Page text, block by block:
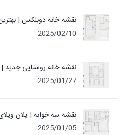
نقشه خانه دوبلکس |
2025/02/10
نقشه خانه روستایی جدید
2025/01/27
نقشه سه خوابه | پلان
2025/01/05